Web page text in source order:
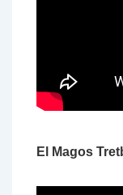
El Magos